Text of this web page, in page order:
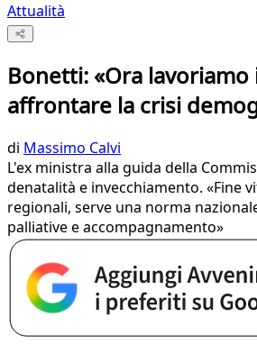
Attualità
Bonetti: «Ora
affrontare la crisi
di Massimo Calvi
L'ex ministra alla guida della
denatalità e invecchiamento. «Fine
regionali, serve una norma
palliative e accompagnamento»